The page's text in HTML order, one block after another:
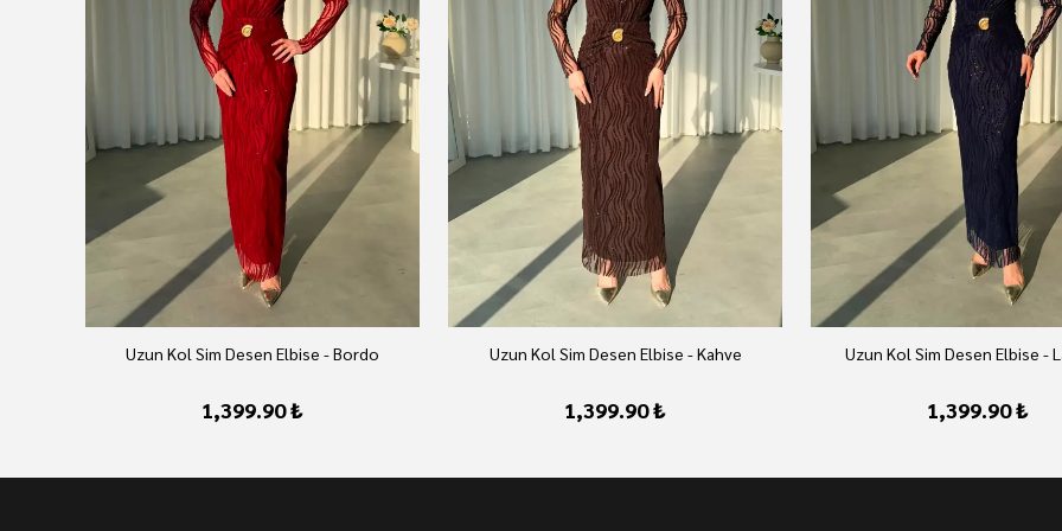
Uzun Kol Sim Desen Elbise - Bordo
1,399.90 ₺
Uzun Kol Sim Desen Elbise - Kahve
1,399.90 ₺
Uzun Kol Sim Desen Elbise -
1,399.90 ₺